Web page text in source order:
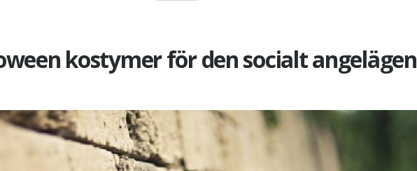
kostymer för den socialt angelägen